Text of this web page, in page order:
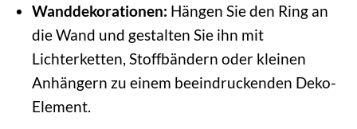
Wanddekorationen: Hängen Sie den Ring an
die Wand und gestalten Sie ihn mit
Lichterketten, Stoffbändern oder kleinen
Anhängern zu einem beeindruckenden Deko-
Element.